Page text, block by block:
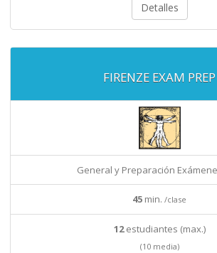
Detalles
FIRENZE EXAM PREP
General y Preparación
45 min. /clase
12estudiantes (max.)
(10 media)